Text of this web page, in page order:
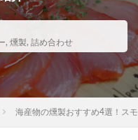
, 燻製, 詰め合わせ
海産物の燻製おすすめ4選！ス